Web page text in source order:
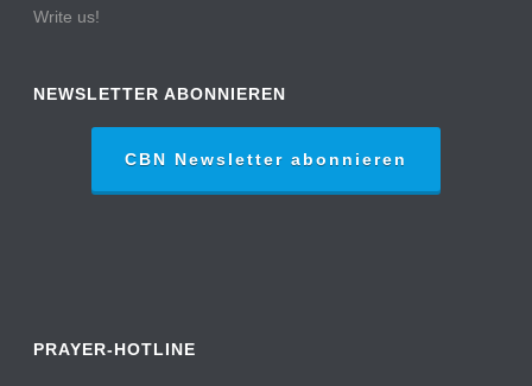
Write us!
NEWSLETTER ABONNIEREN
CBN Newsletter abonnieren
PRAYER-HOTLINE